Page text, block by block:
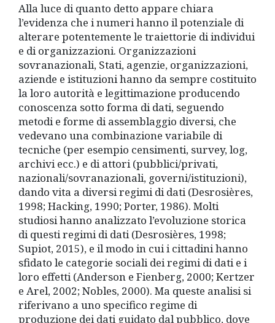
Alla luce di quanto detto appare chiara
l’evidenza che i numeri hanno il potenziale di
alterare potentemente le traiettorie di individui
e di organizzazioni. Organizzazioni
sovranazionali, Stati, agenzie, organizzazioni,
aziende e istituzioni hanno da sempre costituito
la loro autorità e legittimazione producendo
conoscenza sotto forma di dati, seguendo
metodi e forme di assemblaggio diversi, che
vedevano una combinazione variabile di
tecniche (per esempio censimenti, survey, log,
archivi ecc.) e di attori (pubblici/privati,
nazionali/sovranazionali, governi/istituzioni),
dando vita a diversi regimi di dati (Desrosières,
1998; Hacking, 1990; Porter, 1986). Molti
studiosi hanno analizzato l’evoluzione storica
di questi regimi di dati (Desrosières, 1998;
Supiot, 2015), e il modo in cui i cittadini hanno
sfidato le categorie sociali dei regimi di dati e i
loro effetti (Anderson e Fienberg, 2000; Kertzer
e Arel, 2002; Nobles, 2000). Ma queste analisi si
riferivano a uno specifico regime di
produzione dei dati guidato dal pubblico, dove